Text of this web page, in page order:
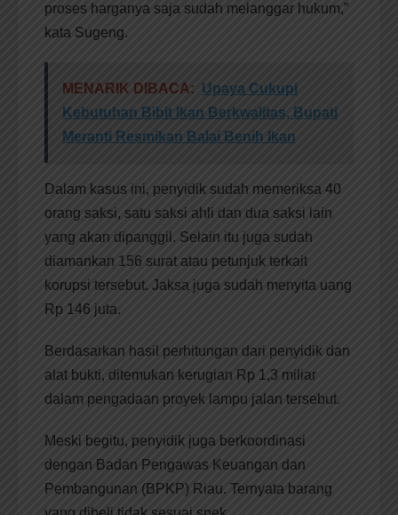
proses harganya saja sudah melanggar hukum,”
kata Sugeng.
MENARIK DIBACA: Upaya Cukupi
Kebutuhan Bibit Ikan Berkwalitas, Bupati
Meranti Resmikan Balai Benih Ikan
Dalam kasus ini, penyidik sudah memeriksa 40
orang saksi, satu saksi ahli dan dua saksi lain
yang akan dipanggil. Selain itu juga sudah
diamankan 156 surat atau petunjuk terkait
korupsi tersebut. Jaksa juga sudah menyita uang
Rp 146 juta.
Berdasarkan hasil perhitungan dari penyidik dan
alat bukti, ditemukan kerugian Rp 1,3 miliar
dalam pengadaan proyek lampu jalan tersebut.
Meski begitu, penyidik juga berkoordinasi
dengan Badan Pengawas Keuangan dan
Pembangunan (BPKP) Riau. Ternyata barang